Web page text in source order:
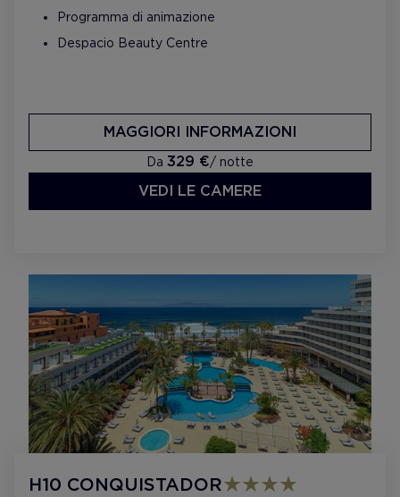
Programma di animazione
Despacio Beauty Centre
Da 329 €/ notte
MAGGIORI INFORMAZIONI
VEDI LE CAMERE
H10 CONQUISTADOR